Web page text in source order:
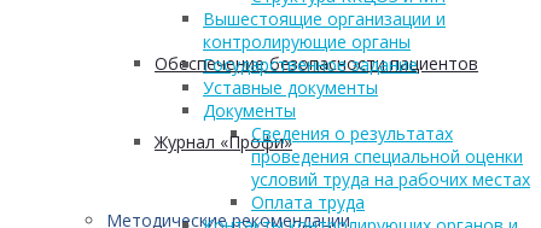
Обеспечение безопасности пациентов
Журнал «Профи»
Методические рекомендации
Вышестоящие организации и
контролирующие органы
Государственное задание
Уставные документы
Документы
Сведения о результатах
проведения специальной оценки
условий труда на рабочих местах
Оплата труда